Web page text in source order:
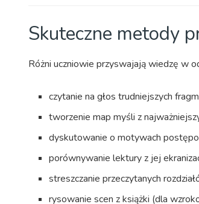
Skuteczne metody
Różni uczniowie przyswajają wiedzę w
czytanie na głos trudniejszych
tworzenie map myśli z
dyskutowanie o motywach
porównywanie lektury z jej
streszczanie przeczytanych
rysowanie scen z książki (dla